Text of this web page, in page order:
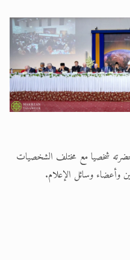
شخصيا مع مختلف الشخصيات
وأعضاء وسائل الإعلام.